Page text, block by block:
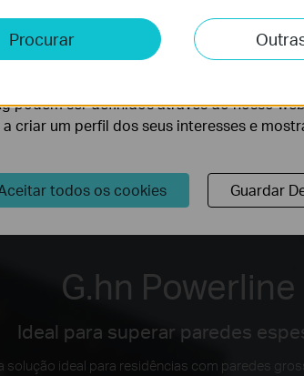
Internet
G.hn Powerline
Ideal para superar paredes
solução ideal para residências com paredes
Procurar
nos analisar as suas atividades no
do nosso website.
podem ser definidos através do nosso
criar um perfil dos seus interesses e
todos os cookies Guardar